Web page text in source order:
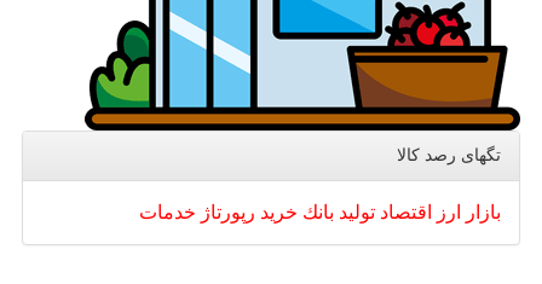
تگهای رصد كالا
بازار ارز اقتصاد تولید بانك خرید رپورتاژ خدمات